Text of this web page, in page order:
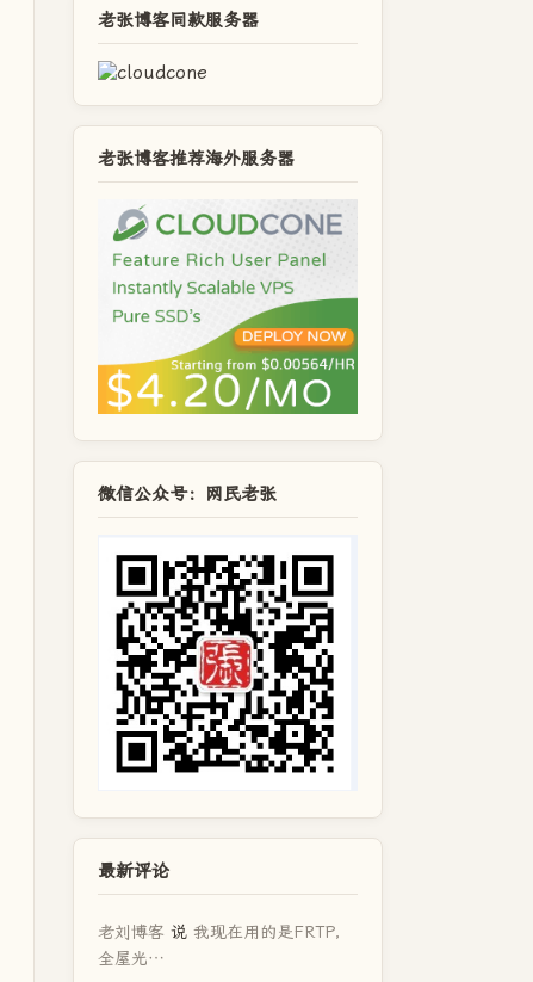
老张博客同款服务器
老张博客推荐海外服务器
微信公众号：网民老张
最新评论
老刘博客 说 我现在用的是FRTP，
全屋光…